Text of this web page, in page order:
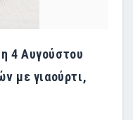
4 Αυγούστου
με γιαούρτι,